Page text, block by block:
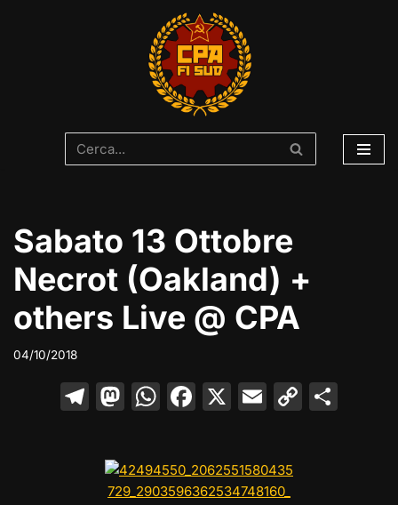
Sabato 13 Ottobre
Necrot (Oakland) +
others Live @ CPA
04/10/2018
T
e
gr
M
o
W
s
F
e
X E
l
C